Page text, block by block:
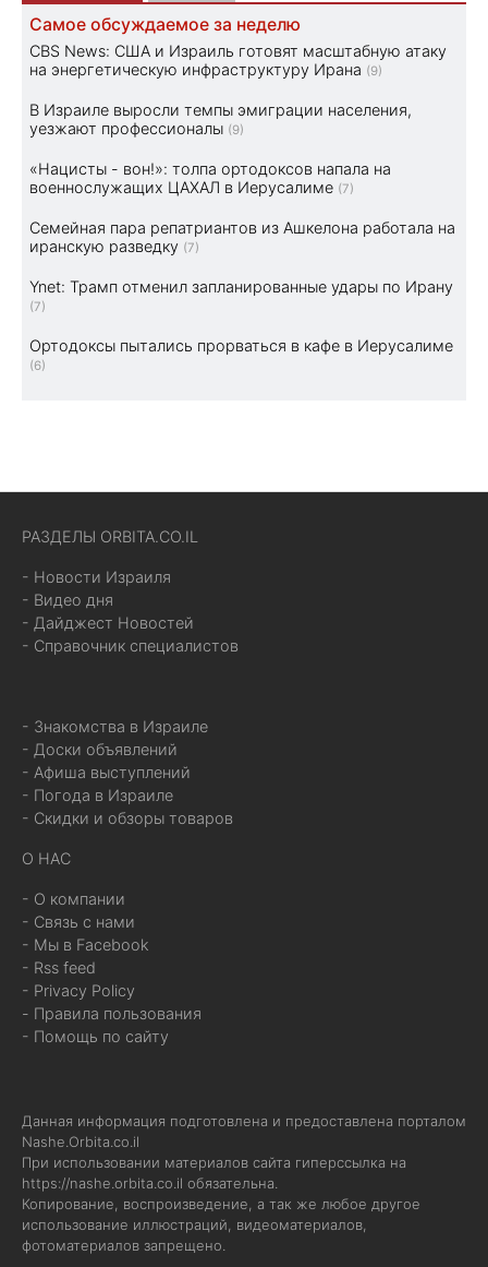
Самое обсуждаемое за неделю
CBS News: США и Израиль готовят масштабную атаку
на энергетическую инфраструктуру Ирана (9)
В Израиле выросли темпы эмиграции населения,
уезжают профессионалы (9)
«Нацисты - вон!»: толпа ортодоксов напала на
военнослужащих ЦАХАЛ в Иерусалиме (7)
Семейная пара репатриантов из Ашкелона работала на
иранскую разведку (7)
Ynet: Трамп отменил запланированные удары по Ирану
(7)
Ортодоксы пытались прорваться в кафе в Иерусалиме
(6)
РАЗДЕЛЫ ORBITA.CO.IL
- Новости Израиля
- Видео дня
- Дайджест Новостей
- Справочник специалистов
- Знакомства в Израиле
- Доски объявлений
- Афиша выступлений
- Погода в Израиле
- Скидки и обзоры товаров
О НАС
- О компании
- Связь с нами
- Мы в Facebook
- Rss feed
- Privacy Policy
- Правила пользования
- Помощь по сайту
Данная информация подготовлена и предоставлена порталом
Nashe.Orbita.co.il
При использовании материалов сайта гиперссылка на
https://nashe.orbita.co.il обязательна.
Копирование, воспроизведение, а так же любое другое
использование иллюстраций, видеоматериалов,
фотоматериалов запрещено.